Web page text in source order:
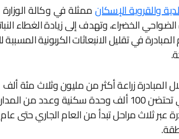
والقروية الإسكانممثلة في وكالة
2030” مبادرة الضواحي الخضراء، وتهدف إلى